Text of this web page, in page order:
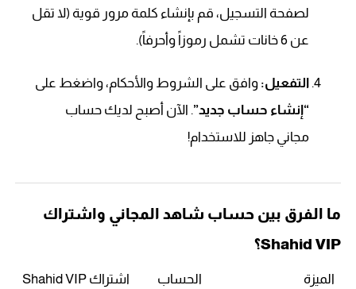
لصفحة التسجيل، قم بإنشاء كلمة مرور قوية (لا تقل
عن 6 خانات تشمل رموزاً وأحرفاً).
التفعيل: وافق على الشروط والأحكام، واضغط على
“إنشاء حساب جديد”. الآن أصبح لديك حساب
مجاني جاهز للاستخدام!
ما الفرق بين حساب شاهد المجاني واشتراك
Shahid VIP؟
الميزة
الحساب
اشتراك Shahid VIP